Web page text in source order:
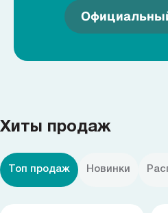
Хиты продаж
Топ продаж Новинки